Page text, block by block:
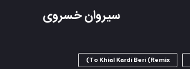
سیروان خسروی
To Khial Kardi Beri (Remix)